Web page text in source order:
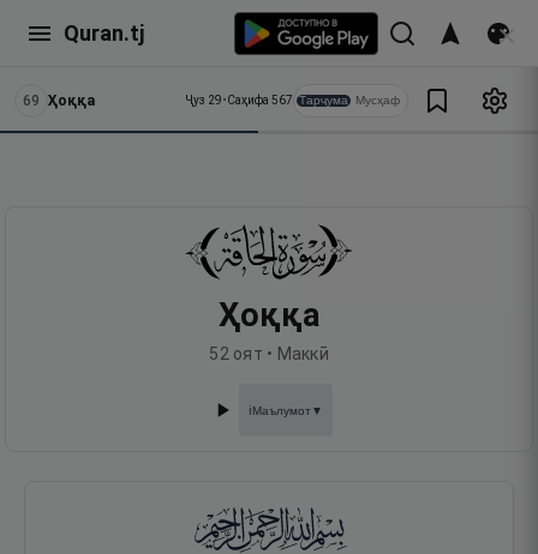
Quran.tj
69 Ҳоққа Ҷуз 29•Саҳифа 567 Тарҷума Мусҳаф
Ҳоққа
52 оят • Маккӣ
ℹ️Маълумот▼